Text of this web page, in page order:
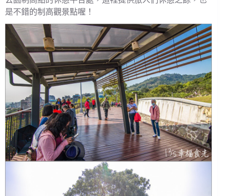
是不錯的制高觀景點喔！